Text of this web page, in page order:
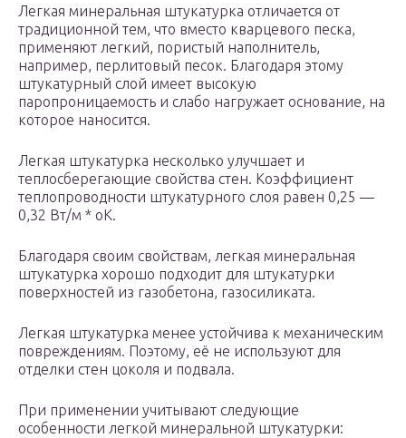
Легкая минеральная штукатурка отличается от
традиционной тем, что вместо кварцевого песка,
применяют легкий, пористый наполнитель,
например, перлитовый песок. Благодаря этому
штукатурный слой имеет высокую
паропроницаемость и слабо нагружает основание, на
которое наносится.
Легкая штукатурка несколько улучшает и
теплосберегающие свойства стен. Коэффициент
теплопроводности штукатурного слоя равен 0,25 —
0,32 Вт/м * оК.
Благодаря своим свойствам, легкая минеральная
штукатурка хорошо подходит для штукатурки
поверхностей из газобетона, газосиликата.
Легкая штукатурка менее устойчива к механическим
повреждениям. Поэтому, её не используют для
отделки стен цоколя и подвала.
При применении учитывают следующие
особенности легкой минеральной штукатурки: